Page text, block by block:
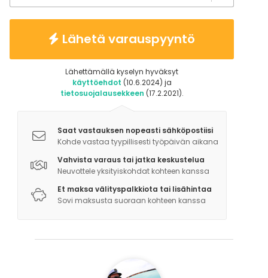
Lähetä varauspyyntö
Lähettämällä kyselyn hyväksyt
käyttöehdot (10.6.2024) ja
tietosuojalausekkeen (17.2.2021).
Saat vastauksen nopeasti sähköpostiisi
Kohde vastaa tyypillisesti työpäivän aikana
Vahvista varaus tai jatka keskustelua
Neuvottele yksityiskohdat kohteen kanssa
Et maksa välityspalkkiota tai lisähintaa
Sovi maksusta suoraan kohteen kanssa